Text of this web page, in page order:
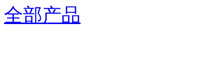
全部产品